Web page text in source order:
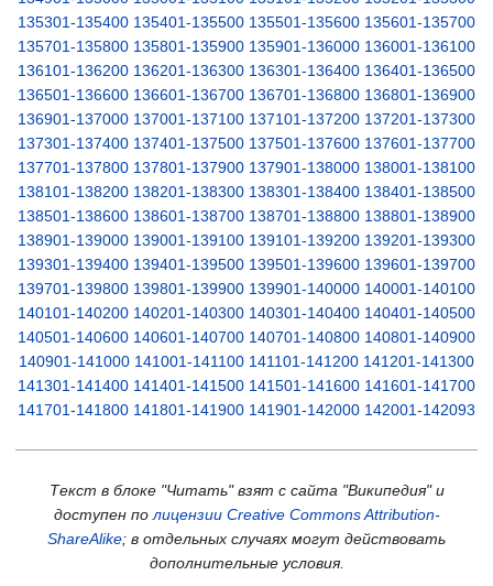
135301-135400 135401-135500 135501-135600 135601-135700
135701-135800 135801-135900 135901-136000 136001-136100
136101-136200 136201-136300 136301-136400 136401-136500
136501-136600 136601-136700 136701-136800 136801-136900
136901-137000 137001-137100 137101-137200 137201-137300
137301-137400 137401-137500 137501-137600 137601-137700
137701-137800 137801-137900 137901-138000 138001-138100
138101-138200 138201-138300 138301-138400 138401-138500
138501-138600 138601-138700 138701-138800 138801-138900
138901-139000 139001-139100 139101-139200 139201-139300
139301-139400 139401-139500 139501-139600 139601-139700
139701-139800 139801-139900 139901-140000 140001-140100
140101-140200 140201-140300 140301-140400 140401-140500
140501-140600 140601-140700 140701-140800 140801-140900
140901-141000 141001-141100 141101-141200 141201-141300
141301-141400 141401-141500 141501-141600 141601-141700
141701-141800 141801-141900 141901-142000 142001-142093
Текст в блоке "Читать" взят с сайта "Википедия" и
доступен по лицензии Creative Commons Attribution-
ShareAlike; в отдельных случаях могут действовать
дополнительные условия.